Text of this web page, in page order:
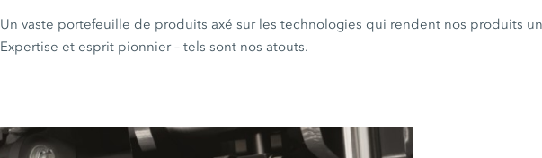
Un vaste portefeuille de produits axé sur les technologies qui rendent nos produits
Expertise et esprit pionnier – tels sont nos atouts.